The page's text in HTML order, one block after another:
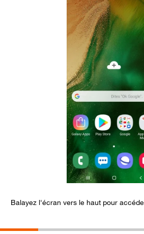
Balayez l'écran vers le haut pour